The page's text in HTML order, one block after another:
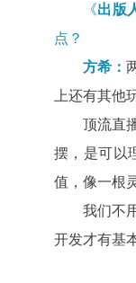
《出版
点？
方希：
上还有其他
顶流直
摆，是可以
值，像一根
我们不
开发才有基